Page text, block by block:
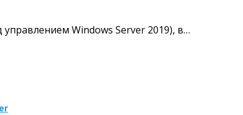
Windows Server 2019), в…